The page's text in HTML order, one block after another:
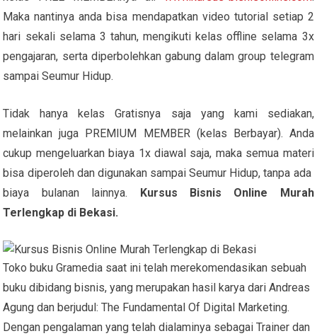
Maka nantinya anda bisa mendapatkan video tutorial setiap 2
hari sekali selama 3 tahun, mengikuti kelas offline selama 3x
pengajaran, serta diperbolehkan gabung dalam group telegram
sampai Seumur Hidup.
Tidak hanya kelas Gratisnya saja yang kami sediakan,
melainkan juga PREMIUM MEMBER (kelas Berbayar). Anda
cukup mengeluarkan biaya 1x diawal saja, maka semua materi
bisa diperoleh dan digunakan sampai Seumur Hidup, tanpa ada
biaya bulanan lainnya. Kursus Bisnis Online Murah
Terlengkap di Bekasi.
Toko buku Gramedia saat ini telah merekomendasikan sebuah
buku dibidang bisnis, yang merupakan hasil karya dari Andreas
Agung dan berjudul: The Fundamental Of Digital Marketing.
Dengan pengalaman yang telah dialaminya sebagai Trainer dan